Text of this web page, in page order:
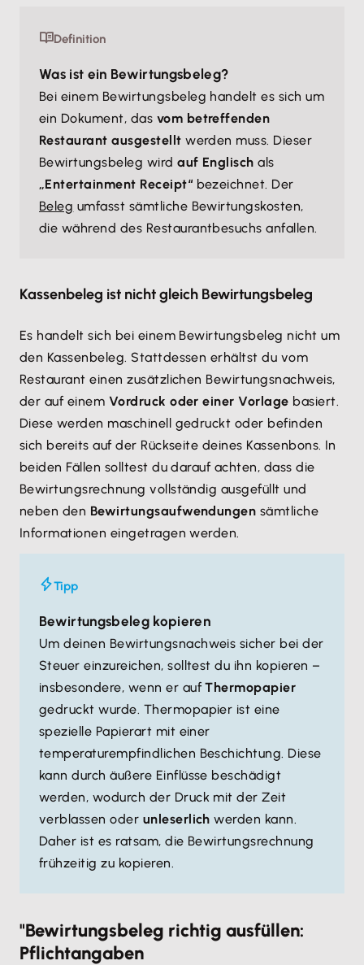
Akzeptieren
Definition
Was ist ein Bewirtungsbeleg?
Bei einem Bewirtungsbeleg handelt es sich um
ein Dokument, das vom betreffenden
Restaurant ausgestellt werden muss. Dieser
Bewirtungsbeleg wirdauf Englisch als
„Entertainment Receipt“ bezeichnet. Der
Beleg umfasst sämtliche Bewirtungskosten,
die während des Restaurantbesuchs anfallen.
Kassenbeleg ist nicht gleich Bewirtungsbeleg
Es handelt sich bei einem Bewirtungsbeleg nicht um
den Kassenbeleg. Stattdessen erhältst du vom
Restaurant einen zusätzlichen Bewirtungsnachweis,
der auf einem Vordruck oder einer Vorlage basiert.
Diese werden maschinell gedruckt oder befinden
sich bereits auf der Rückseite deines Kassenbons. In
beiden Fällen solltest du darauf achten, dass die
Bewirtungsrechnung vollständig ausgefüllt und
neben den Bewirtungsaufwendungen sämtliche
Informationen eingetragen werden.
Tipp
Bewirtungsbeleg kopieren
Um deinen Bewirtungsnachweis sicher bei der
Steuer einzureichen, solltest du ihn kopieren –
insbesondere, wenn er aufThermopapier
gedruckt wurde. Thermopapier ist eine
spezielle Papierart mit einer
temperaturempfindlichen Beschichtung. Diese
kann durch äußere Einflüsse beschädigt
werden, wodurch der Druck mit der Zeit
verblassen oder unleserlichwerden kann.
Daher ist es ratsam, die Bewirtungsrechnung
frühzeitig zu kopieren.
"Bewirtungsbeleg richtig ausfüllen:
Pflichtangaben